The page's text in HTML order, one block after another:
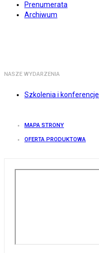
Prenumerata
Archiwum
NASZE WYDARZENIA
Szkolenia i konferencje
MAPA STRONY
OFERTA PRODUKTOWA